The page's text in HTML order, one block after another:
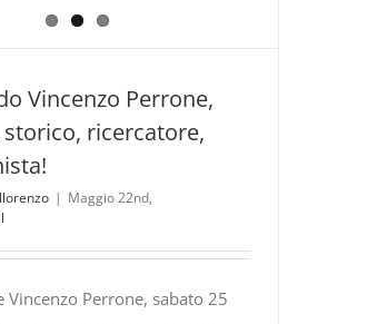
Vincenzo Perrone,
ricercatore,
| Maggio 22nd,
Vincenzo Perrone, sabato 25